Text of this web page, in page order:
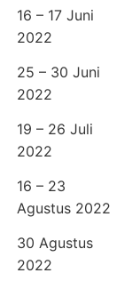
16 – 17 Juni
2022
25 – 30 Juni
2022
19 – 26 Juli
2022
16 – 23
Agustus 2022
30 Agustus
2022